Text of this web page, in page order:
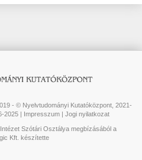
- © Nyelvtudományi Kutatóközpont, 2021-
2025 | Impresszum| Jogi nyilatkozat
Szótári Osztálya megbízásából a
Kft. készítette